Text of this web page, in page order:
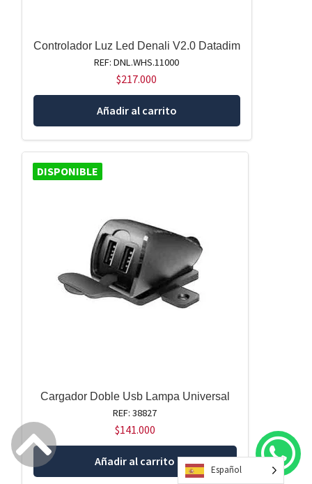
Controlador Luz Led Denali V2.0 Datadim
REF: DNL.WHS.11000
$217.000
Añadir al carrito
DISPONIBLE
Cargador Doble Usb Lampa Universal
REF: 38827
$141.000
Añadir al carrito
Español